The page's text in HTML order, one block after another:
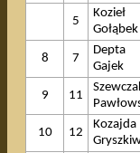
5
Kozieł
Gołąbek
8 7
Depta
Gajek
9 11
10 12
Kozajda